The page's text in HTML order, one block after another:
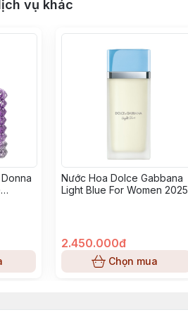
vụ khác
Nước Hoa Dolce Gabbana
Light Blue For Women 2025
2.450.000đ
Chọn mua